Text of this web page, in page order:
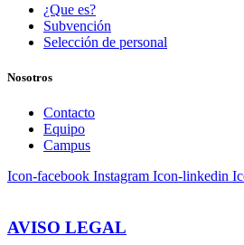
¿Que es?
Subvención
Selección de personal
Nosotros
Contacto
Equipo
Campus
Icon-facebook Instagram Icon-linkedin
AVISO LEGAL